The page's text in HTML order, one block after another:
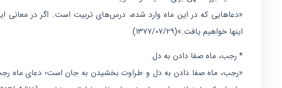
«دعاهایی که در این ماه وارد شده، درس‌های تربیت است. اگر در معانی
اینها خواهیم یافت.»(۱۳۷۷/۰۷/۲۹)
* رجب، ماه صفا دادن به دل
«رجب، ماه صفا دادن به دل و طراوت بخشیدن به جان است؛ دعای ماه